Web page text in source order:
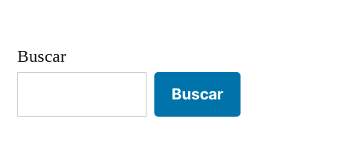
Buscar
Buscar